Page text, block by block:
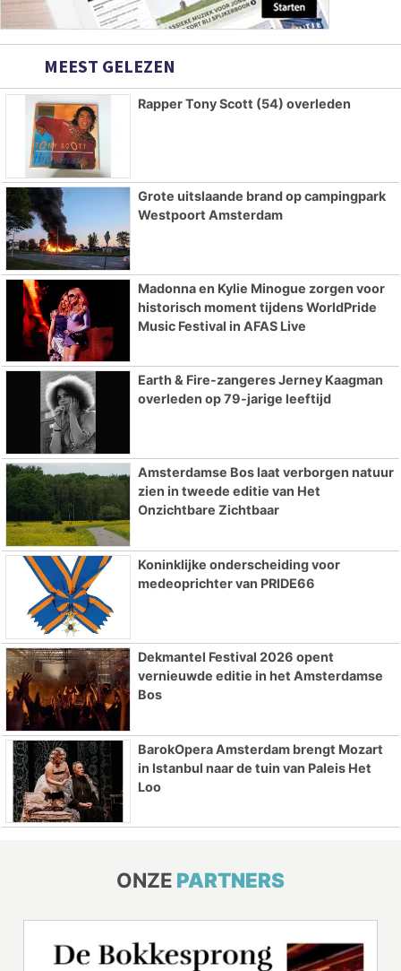
MEEST GELEZEN
Rapper Tony Scott (54) overleden
Grote uitslaande brand op campingpark
Westpoort Amsterdam
Madonna en Kylie Minogue zorgen voor
historisch moment tijdens WorldPride
Music Festival in AFAS Live
Earth & Fire-zangeres Jerney Kaagman
overleden op 79-jarige leeftijd
Amsterdamse Bos laat verborgen natuur
zien in tweede editie van Het
Onzichtbare Zichtbaar
Koninklijke onderscheiding voor
medeoprichter van PRIDE66
Dekmantel Festival 2026 opent
vernieuwde editie in het Amsterdamse
Bos
BarokOpera Amsterdam brengt Mozart
in Istanbul naar de tuin van Paleis Het
Loo
ONZE PARTNERS